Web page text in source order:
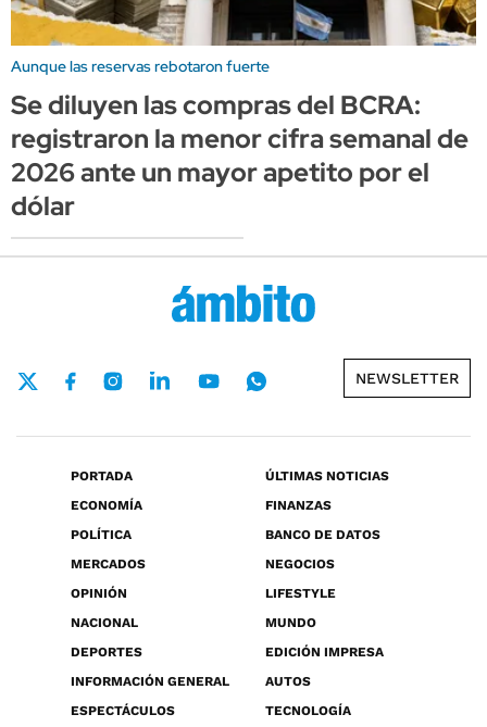
Aunque las reservas rebotaron fuerte
Se diluyen las compras del BCRA:
registraron la menor cifra semanal de
2026 ante un mayor apetito por el
dólar
NEWSLETTER
PORTADA
ÚLTIMAS NOTICIAS
ECONOMÍA
FINANZAS
POLÍTICA
BANCO DE DATOS
MERCADOS
NEGOCIOS
OPINIÓN
LIFESTYLE
NACIONAL
MUNDO
DEPORTES
EDICIÓN IMPRESA
INFORMACIÓN GENERAL
AUTOS
ESPECTÁCULOS
TECNOLOGÍA